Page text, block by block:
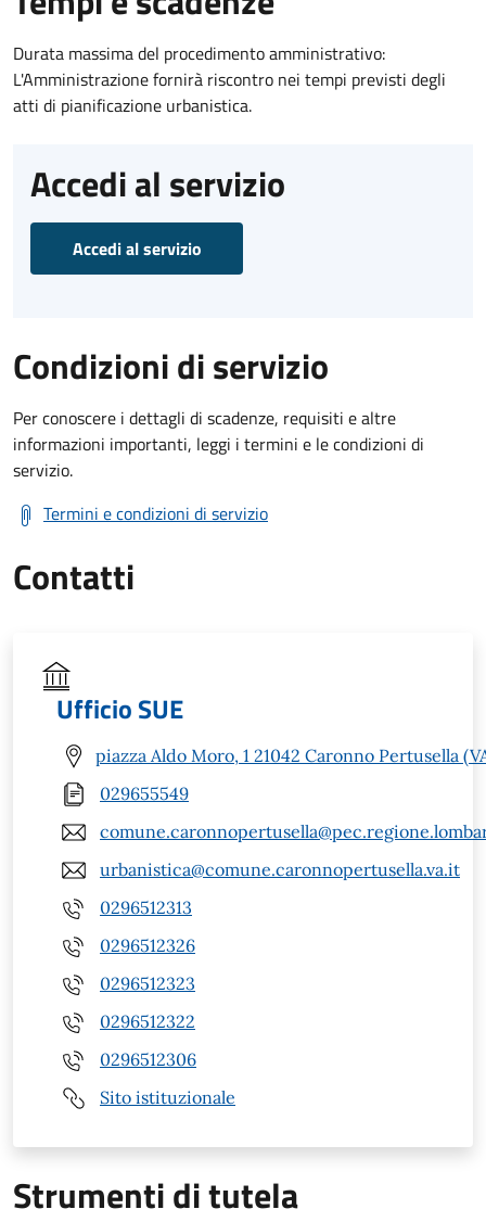
Durata massima del procedimento amministrativo:
L'Amministrazione fornirà riscontro nei tempi previsti degli
atti di pianificazione urbanistica.
Accedi al servizio
Accedi al servizio
Condizioni di servizio
Per conoscere i dettagli di scadenze, requisiti e altre
informazioni importanti, leggi i termini e le condizioni di
servizio.
Termini e condizioni di servizio
Contatti
Ufficio SUE
piazza Aldo Moro, 1 21042 Caronno Pertusella
029655549
urbanistica@comune.caronnopertusella.va.it
0296512313
0296512326
0296512323
0296512322
0296512306
Sito istituzionale
Strumenti di tutela